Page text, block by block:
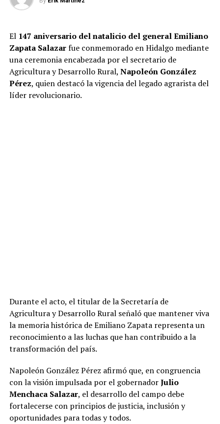
El 147 aniversario del natalicio del general Emiliano
Zapata Salazarfue conmemorado en Hidalgo mediante
una ceremonia encabezada por el secretario de
Agricultura y Desarrollo Rural, Napoleón González
Pérez, quien destacó la vigencia del legado agrarista del
líder revolucionario.
Durante el acto, el titular de la Secretaría de
Agricultura y Desarrollo Rural señaló que mantener viva
la memoria histórica de Emiliano Zapata representa un
reconocimiento a las luchas que han contribuido a la
transformación del país.
Napoleón González Pérez afirmó que, en congruencia
con la visión impulsada por el gobernadorJulio
Menchaca Salazar, el desarrollo del campo debe
fortalecerse con principios de justicia, inclusión y
oportunidades para todas y todos.